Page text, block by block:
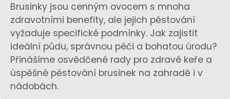
Brusinky jsou cenným ovocem s mnoha
zdravotními benefity, ale jejich pěstování
vyžaduje specifické podmínky. Jak zajistit
ideální půdu, správnou péči a bohatou úrodu?
Přinášíme osvědčené rady pro zdravé keře a
úspěšné pěstování brusinek na zahradě i v
nádobách.